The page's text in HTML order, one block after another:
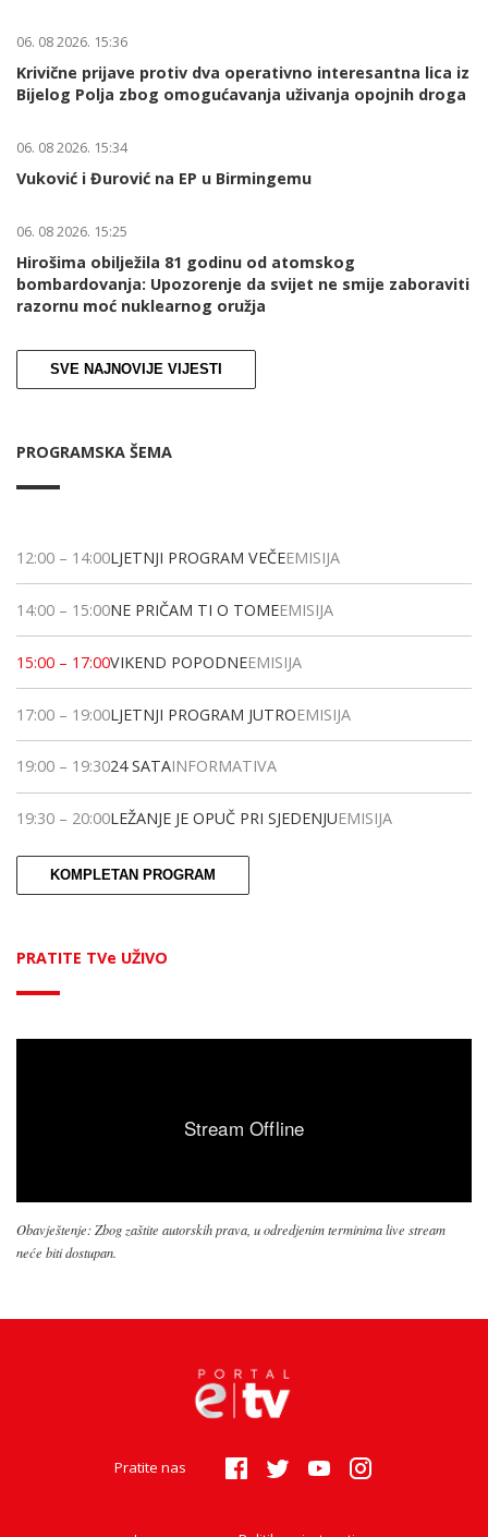
06. 08 2026. 15:36
Krivične prijave protiv dva operativno interesantna lica iz
Bijelog Polja zbog omogućavanja uživanja opojnih droga
06. 08 2026. 15:34
Vuković i Đurović na EP u Birmingemu
06. 08 2026. 15:25
Hirošima obilježila 81 godinu od atomskog
bombardovanja: Upozorenje da svijet ne smije zaboraviti
razornu moć nuklearnog oružja
SVE NAJNOVIJE VIJESTI
PROGRAMSKA ŠEMA
12:00 – 14:00LJETNJI PROGRAM VEČEEMISIJA
14:00 – 15:00NE PRIČAM TI O TOMEEMISIJA
15:00 – 17:00VIKEND POPODNEEMISIJA
17:00 – 19:00LJETNJI PROGRAM JUTROEMISIJA
19:00 – 19:3024 SATAINFORMATIVA
19:30 – 20:00LEŽANJE JE OPUČ PRI SJEDENJUEMISIJA
KOMPLETAN PROGRAM
PRATITE TVe UŽIVO
Obavještenje: Zbog zaštite autorskih prava, u odredjenim terminima live stream
neće biti dostupan.
Pratite nas